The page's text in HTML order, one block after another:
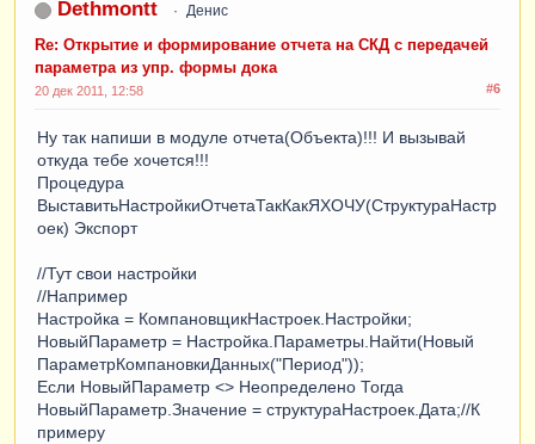
Dethmontt Денис
Re: Открытие и формирование отчета на СКД с передачей
параметра из упр. формы дока
#6
20 дек 2011, 12:58
Ну так напиши в модуле отчета(Объекта)!!! И вызывай
откуда тебе хочется!!!
Процедура
ВыставитьНастройкиОтчетаТакКакЯХОЧУ(СтруктураНастр
оек) Экспорт
//Тут свои настройки
//Например
Настройка = КомпановщикНастроек.Настройки;
НовыйПараметр = Настройка.Параметры.Найти(Новый
ПараметрКомпановкиДанных("Период"));
Если НовыйПараметр <> Неопределено Тогда
НовыйПараметр.Значение = структураНастроек.Дата;//К
примеру